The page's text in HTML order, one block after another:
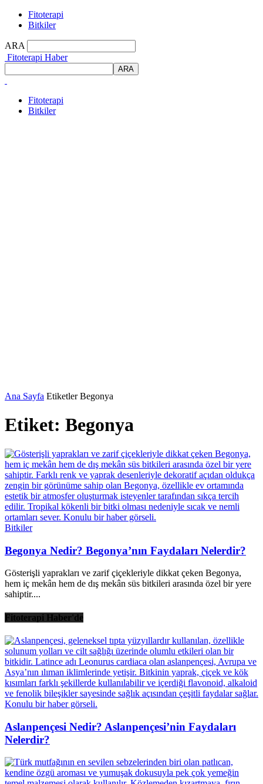
Fitoterapi
Bitkiler
ARA
Fitoterapi Haber
Fitoterapi
Bitkiler
Ana Sayfa Etiketler Begonya
Etiket: Begonya
Bitkiler
Begonya Nedir? Begonya’nın Faydaları Nelerdir?
Gösterişli yaprakları ve zarif çiçekleriyle dikkat çeken Begonya,
hem iç mekân hem de dış mekân süs bitkileri arasında özel bir yere
sahiptir....
Fitoterapi Haber'de
Aslanpençesi Nedir? Aslanpençesi’nin Faydaları
Nelerdir?